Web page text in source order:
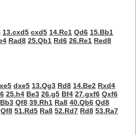
13.cxd5 cxd5 14.Rc1 Qd6 15.Bb1
Rad8 25.Qb1 Rd6 26.Re1 Red8
dxe5 13.Qg3 Rd8 14.Be2 Rxd4
25.h4 Be3 26.g5 Bf4 27.gxf6 Qxf6
Qf8 39.Rh1 Ra8 40.Qb6 Qd8
Qf8 51.Rd5 Ra8 52.Rd7 Rd8 53.Ra7